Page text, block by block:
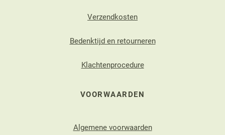
Verzendkosten
Bedenktijd en retourneren
Klachtenprocedure
VOORWAARDEN
Algemene voorwaarden